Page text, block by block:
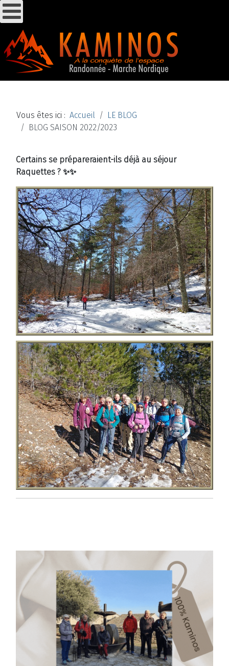
Vous êtes ici : Accueil
LE BLOG
BLOG SAISON 2022/2023
Certains se prépareraient-ils déjà au séjour
Raquettes ? ✨✨